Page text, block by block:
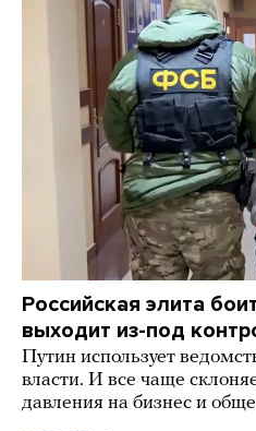
Российская элита
выходит из-под
Путин использует
власти. И все чаще
давления на бизнес и